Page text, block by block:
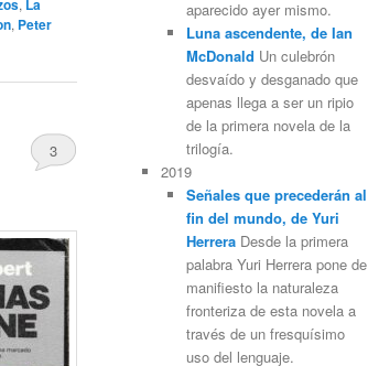
, La
, Peter
3
aparecido ayer mismo.
Luna ascendente, de Ian
McDonald Un culebrón
desvaído y desganado que
apenas llega a ser un ripio
de la primera novela de la
trilogía.
2019
Señales que precederán al
fin del mundo, de Yuri
HerreraDesde la primera
palabra Yuri Herrera pone de
manifiesto la naturaleza
fronteriza de esta novela a
través de un fresquísimo
uso del lenguaje.